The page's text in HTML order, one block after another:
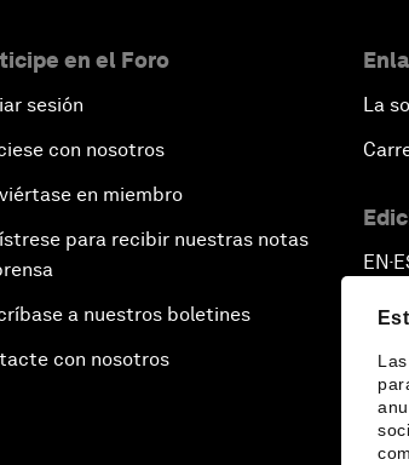
en el Foro
sesión
con nosotros
en miembro
para recibir nuestras notas
a nuestros boletines
con nosotros
La
EN ▪